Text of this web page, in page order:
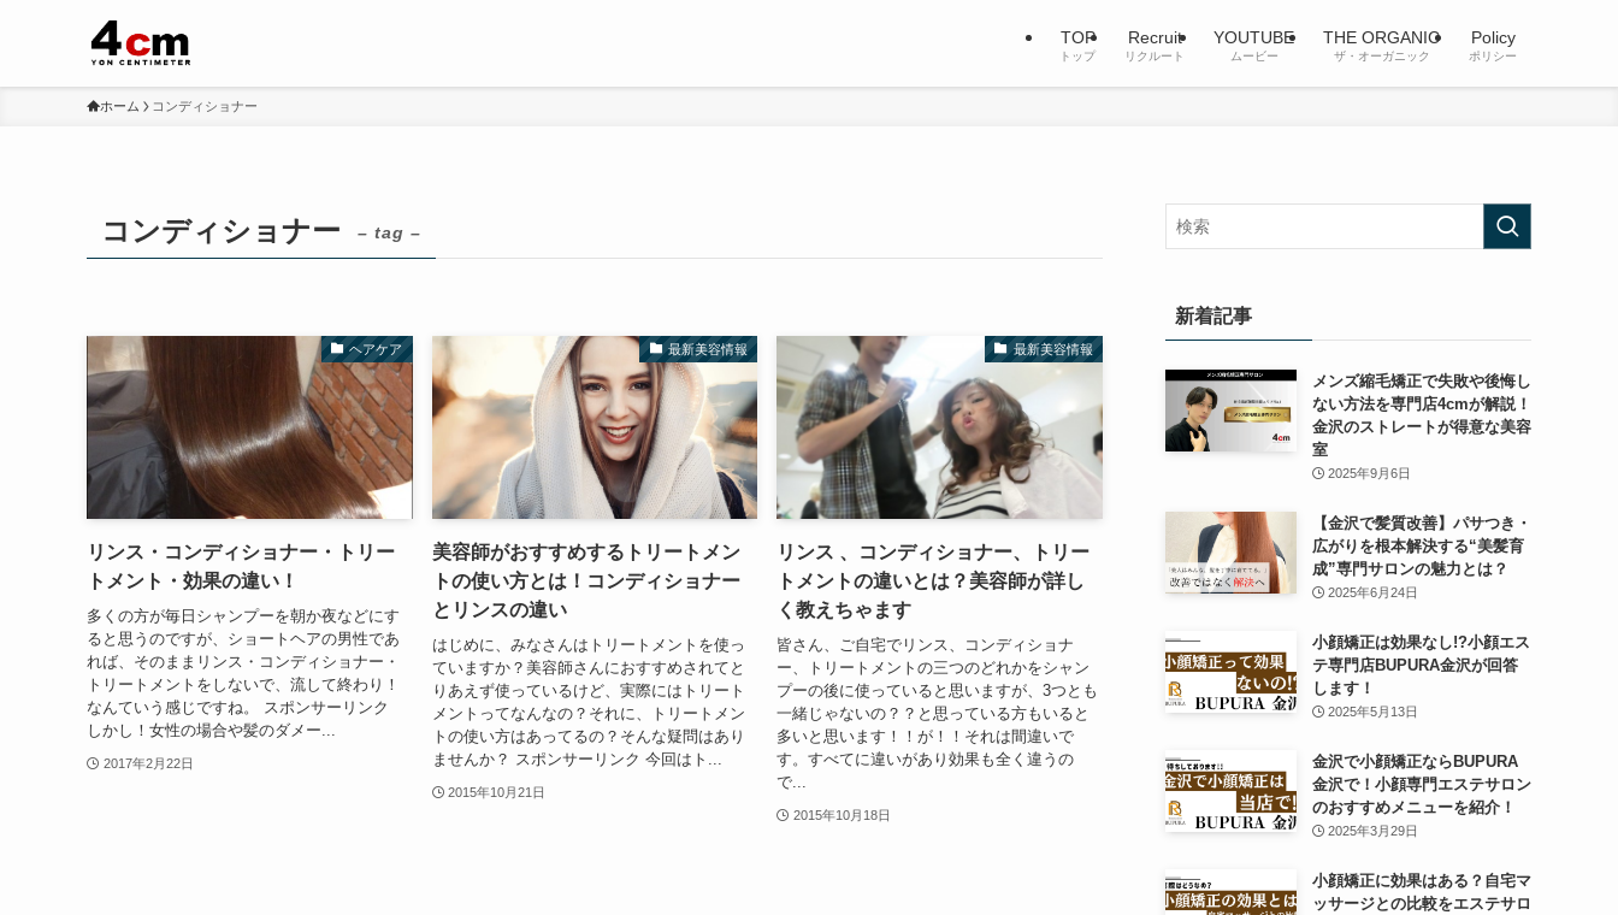
TOP
トップ
Recruit
リクルート
YOUTUBE
ムービー
THE ORGANIC
ザ・オーガニック
Policy
ポリシー
ホーム コンディショナー
コンディショナー – tag –
ヘアケア
リンス・コンディショナー・トリー
トメント・効果の違い！
多くの方が毎日シャンプーを朝か夜などにす
ると思うのですが、ショートヘアの男性であ
れば、そのままリンス・コンディショナー・
トリートメントをしないで、流して終わり！
なんていう感じですね。 スポンサーリンク
しかし！女性の場合や髪のダメー...
2017年2月22日
最新美容情報
美容師がおすすめするトリートメン
トの使い方とは！コンディショナー
とリンスの違い
はじめに、みなさんはトリートメントを使っ
ていますか？美容師さんにおすすめされてと
りあえず使っているけど、実際にはトリート
メントってなんなの？それに、トリートメン
トの使い方はあってるの？そんな疑問はあり
ませんか？ スポンサーリンク 今回はト...
2015年10月21日
最新美容情報
リンス 、コンディショナー、トリー
トメントの違いとは？美容師が詳し
く教えちゃます
皆さん、ご自宅でリンス、コンディショナ
ー、トリートメントの三つのどれかをシャン
プーの後に使っていると思いますが、3つとも
一緒じゃないの？？と思っている方もいると
多いと思います！！が！！それは間違いで
す。すべてに違いがあり効果も全く違うの
で...
2015年10月18日
新着記事
メンズ縮毛矯正で失敗や後悔し
ない方法を専門店4cmが解説！
金沢のストレートが得意な美容
室
2025年9月6日
【金沢で髪質改善】パサつき・
広がりを根本解決する“美髪育
成”専門サロンの魅力とは？
2025年6月24日
小顔矯正は効果なし!?小顔エス
テ専門店BUPURA金沢が回答
します！
2025年5月13日
金沢で小顔矯正ならBUPURA
金沢で！小顔専門エステサロン
のおすすめメニューを紹介！
2025年3月29日
小顔矯正に効果はある？自宅マ
ッサージとの比較をエステサロ